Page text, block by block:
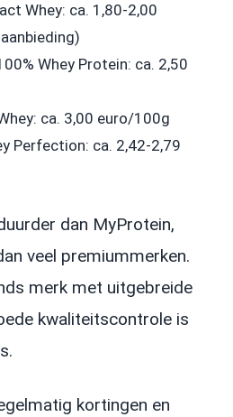
Whey: ca. 1,80-2,00
Whey Protein: ca. 2,50
ca. 3,00 euro/100g
Perfection: ca. 2,42-2,79
dan MyProtein,
veel premiummerken.
merk met uitgebreide
kwaliteitscontrole is
kortingen en